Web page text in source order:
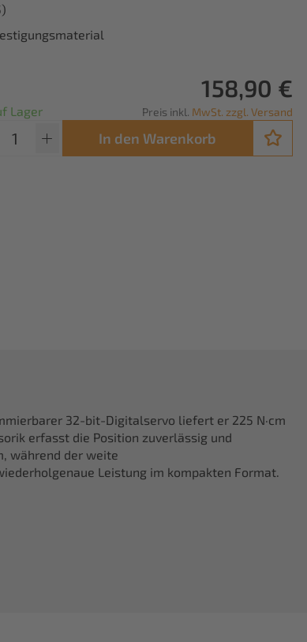
158,90 €
Preis inkl. MwSt. zzgl. Versand
Lager
In den Warenkorb
32-bit-Digitalservo liefert er 225 N·cm
erfasst die Position zuverlässig und
während der weite
Leistung im kompakten Format.